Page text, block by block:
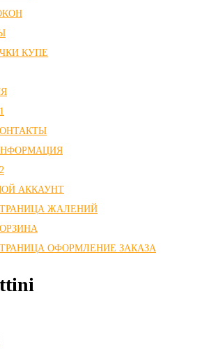
КУПЕ
АККАУНТ
ЖАЛЕНИЙ
ОФОРМЛЕНИЕ ЗАКАЗА